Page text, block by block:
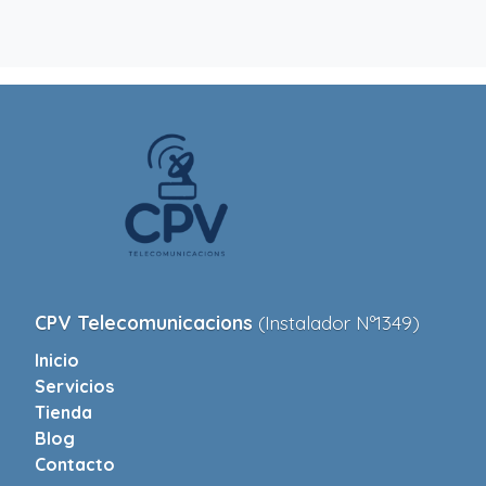
CPV Telecomunicacions (Instalador Nº1349)
Inicio
Servicios
Tienda
Blog
Contacto